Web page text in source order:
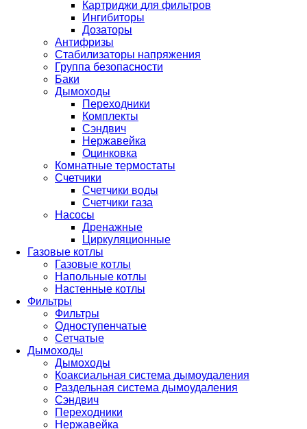
Картриджи для фильтров
Ингибиторы
Дозаторы
Антифризы
Стабилизаторы напряжения
Группа безопасности
Баки
Дымоходы
Переходники
Комплекты
Сэндвич
Нержавейка
Оцинковка
Комнатные термостаты
Счетчики
Счетчики воды
Счетчики газа
Насосы
Дренажные
Циркуляционные
Газовые котлы
Газовые котлы
Напольные котлы
Настенные котлы
Фильтры
Фильтры
Одноступенчатые
Сетчатые
Дымоходы
Дымоходы
Коаксиальная система дымоудаления
Раздельная система дымоудаления
Сэндвич
Переходники
Нержавейка